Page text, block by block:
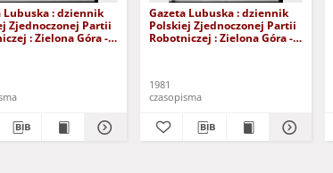
Lubuska : dziennik
Zjednoczonej Partii
: Zielona Góra -
Gazeta Lubuska : dziennik
Polskiej Zjednoczonej Partii
Robotniczej : Zielona Góra -
1981
czasopisma